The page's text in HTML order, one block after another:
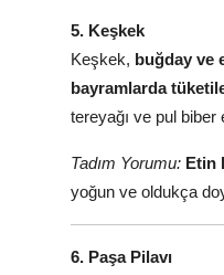
5. Keşkek
Keşkek, buğday ve
bayramlarda
tereyağı ve pul
Tadım Yorumu: Etin
yoğun ve oldukça
6. Paşa Pilavı